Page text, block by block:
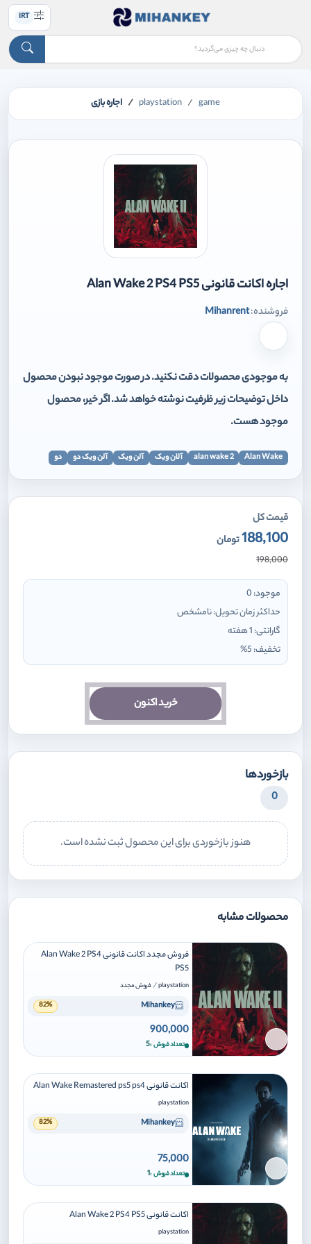
IRT
game
playstation اجاره بازی
اجاره اکانت قانونی Alan Wake 2 PS4 PS5
فروشنده:Mihanrent
برای افزودن وارد شوید
به موجودی محصولات دقت نکنید. در صورت موجود نبودن محصول
داخل توضیحات زیر ظرفیت نوشته خواهد شد. اگر خیر، محصول
موجود هست.
Alan Wake
alan wake 2 آلان ویک آلن ویک آلن ویک دو دو
قیمت کل
188,100تومان
198,000
موجود: 0
حداکثر زمان تحویل:نامشخص
گارانتی: 1 هفته
تخفیف: 5
%
خرید اکنون
بازخوردها
0
هنوز بازخوردی برای این محصول ثبت نشده است.
محصولات مشابه
برای افزودن وارد شوید
فروش مجدد اکانت قانونی Alan Wake 2 PS4
PS5
playstation
/ فروش مجدد
Mihankey
82%
900,000
تعداد فروش 5
برای افزودن وارد شوید
اکانت قانونی Alan Wake Remastered ps5 ps4
playstation
Mihankey
82%
75,000
تعداد فروش 1
اکانت قانونی Alan Wake 2 PS4 PS5
playstation